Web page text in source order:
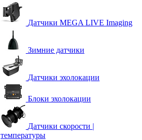
Датчики MEGA LIVE Imaging
Зимние датчики
Датчики эхолокации
Блоки эхолокации
Датчики скорости |
температуры